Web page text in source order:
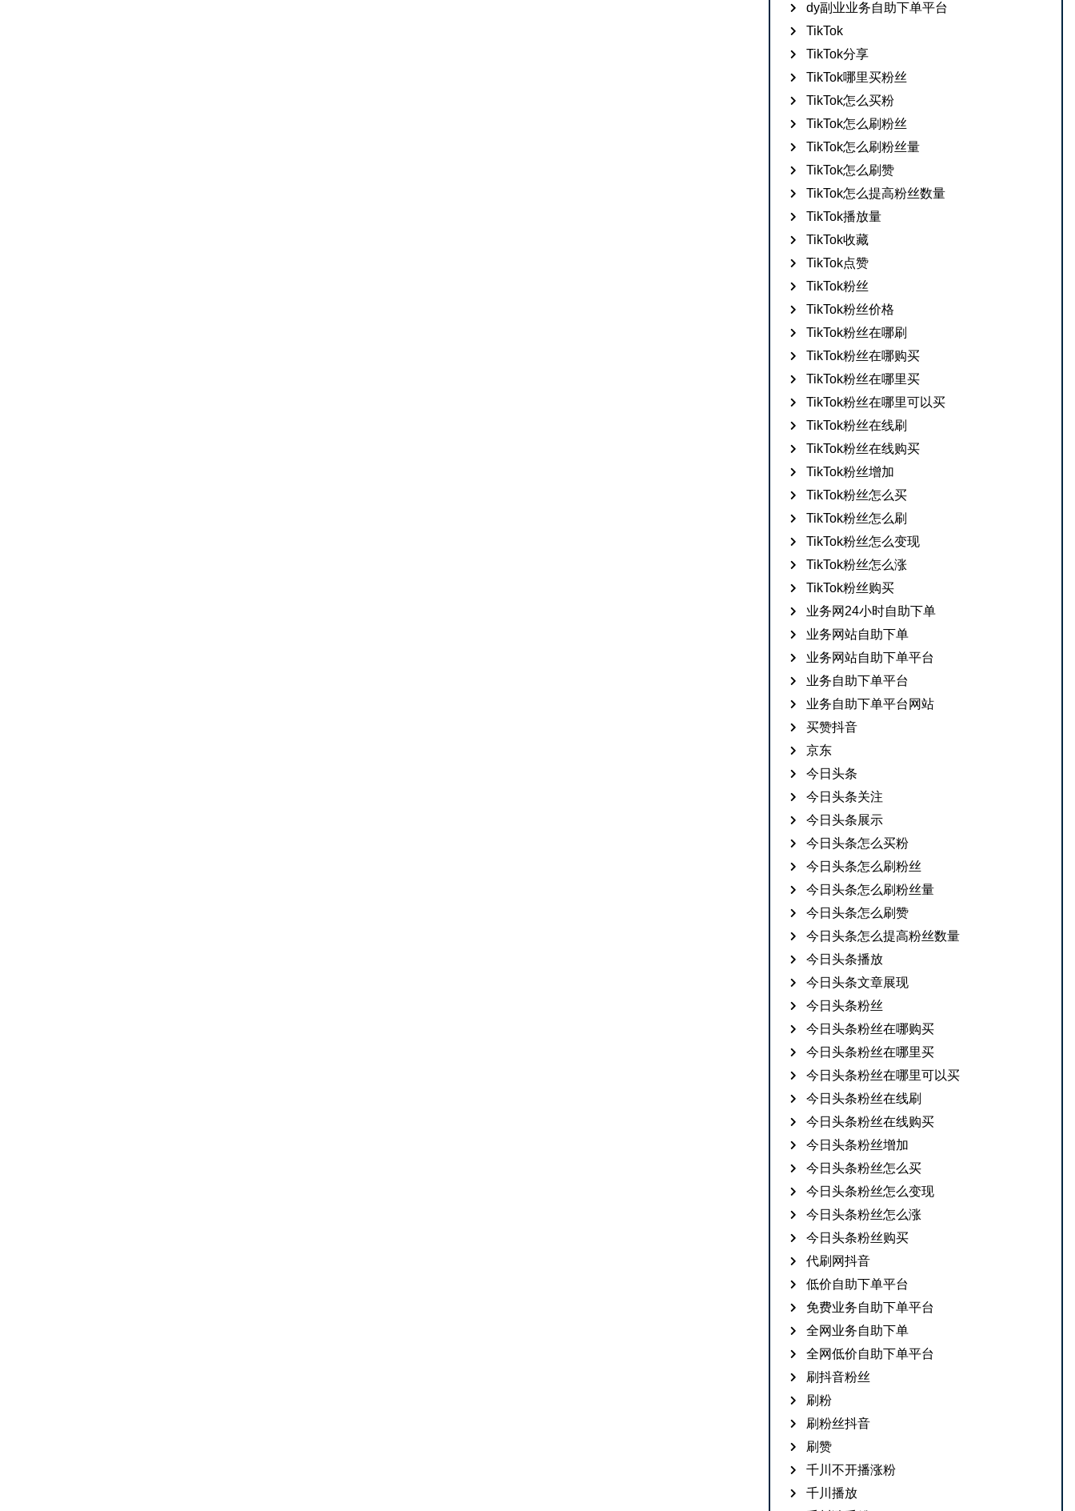
dy副业业务自助下单平台
TikTok
TikTok分享
TikTok哪里买粉丝
TikTok怎么买粉
TikTok怎么刷粉丝
TikTok怎么刷粉丝量
TikTok怎么刷赞
TikTok怎么提高粉丝数量
TikTok播放量
TikTok收藏
TikTok点赞
TikTok粉丝
TikTok粉丝价格
TikTok粉丝在哪刷
TikTok粉丝在哪购买
TikTok粉丝在哪里买
TikTok粉丝在哪里可以买
TikTok粉丝在线刷
TikTok粉丝在线购买
TikTok粉丝增加
TikTok粉丝怎么买
TikTok粉丝怎么刷
TikTok粉丝怎么变现
TikTok粉丝怎么涨
TikTok粉丝购买
业务网24小时自助下单
业务网站自助下单
业务网站自助下单平台
业务自助下单平台
业务自助下单平台网站
买赞抖音
京东
今日头条
今日头条关注
今日头条展示
今日头条怎么买粉
今日头条怎么刷粉丝
今日头条怎么刷粉丝量
今日头条怎么刷赞
今日头条怎么提高粉丝数量
今日头条播放
今日头条文章展现
今日头条粉丝
今日头条粉丝在哪购买
今日头条粉丝在哪里买
今日头条粉丝在哪里可以买
今日头条粉丝在线刷
今日头条粉丝在线购买
今日头条粉丝增加
今日头条粉丝怎么买
今日头条粉丝怎么变现
今日头条粉丝怎么涨
今日头条粉丝购买
代刷网抖音
低价自助下单平台
免费业务自助下单平台
全网业务自助下单
全网低价自助下单平台
刷抖音粉丝
刷粉
刷粉丝抖音
刷赞
千川不开播涨粉
千川播放